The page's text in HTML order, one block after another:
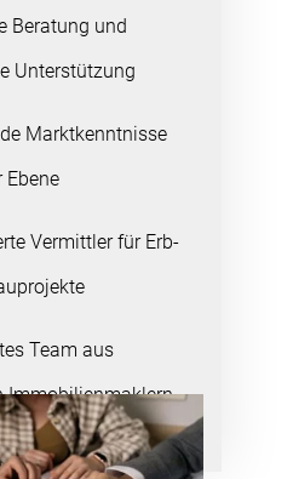
Beratung und
Unterstützung
Marktkenntnisse
Ebene
Vermittler für Erb-
Team aus
Immobilienmaklern